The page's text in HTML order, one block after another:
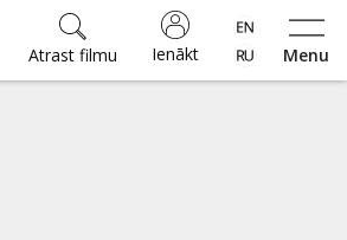
Menu
Ienākt
Atrast filmu